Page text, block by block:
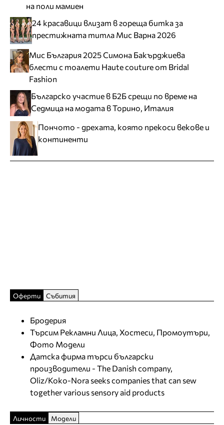
на поли мамиен
24 красавици влизат в гореща битка за
престижната титла Мис Варна 2026
Мис България 2025 Симона Бакърджиева
блести с тоалети Haute couture от Bridal
Fashion
Българско участие в Б2Б срещи по време на
Седмица на модата в Торино, Италия
Пончото - дрехата, която прекоси векове и
континенти
Оферти Събития
Бродерия
Търсим Рекламни Лица, Хостеси, Промоутъри,
Фото Модели
Датска фирма търси български
производители - The Danish company,
Oliz/Koko-Nora seeks companies that can sew
together various sensory aid products
Личности Модели